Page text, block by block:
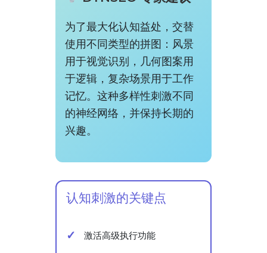
为了最大化认知益处，交替
使用不同类型的拼图：风景
用于视觉识别，几何图案用
于逻辑，复杂场景用于工作
记忆。这种多样性刺激不同
的神经网络，并保持长期的
兴趣。
认知刺激的关键点
激活高级执行功能